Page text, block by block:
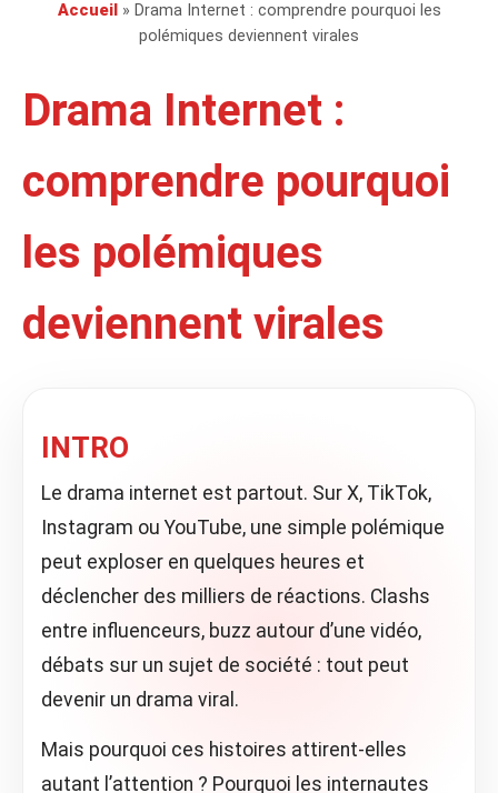
Accueil » Drama Internet : comprendre pourquoi les
polémiques deviennent virales
Drama Internet :
comprendre pourquoi
les polémiques
deviennent virales
INTRO
Le drama internet est partout. Sur X, TikTok,
Instagram ou YouTube, une simple polémique
peut exploser en quelques heures et
déclencher des milliers de réactions. Clashs
entre influenceurs, buzz autour d’une vidéo,
débats sur un sujet de société : tout peut
devenir un drama viral.
Mais pourquoi ces histoires attirent-elles
autant l’attention ? Pourquoi les internautes